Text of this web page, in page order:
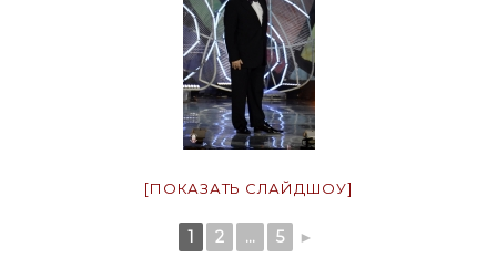
[ПОКАЗАТЬ СЛАЙДШОУ]
1 2 ... 5 ►